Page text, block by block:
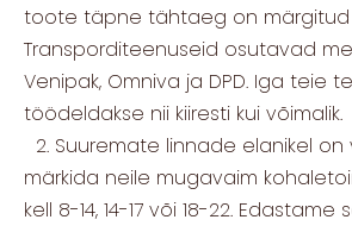
toote täpne tähtaeg on
Transporditeenuseid osutavad
Venipak, Omniva ja DPD. Iga teie
töödeldakse nii kiiresti kui võimalik.
2. Suuremate linnade elanikel on
märkida neile mugavaim
kell 8-14, 14-17 või 18-22.